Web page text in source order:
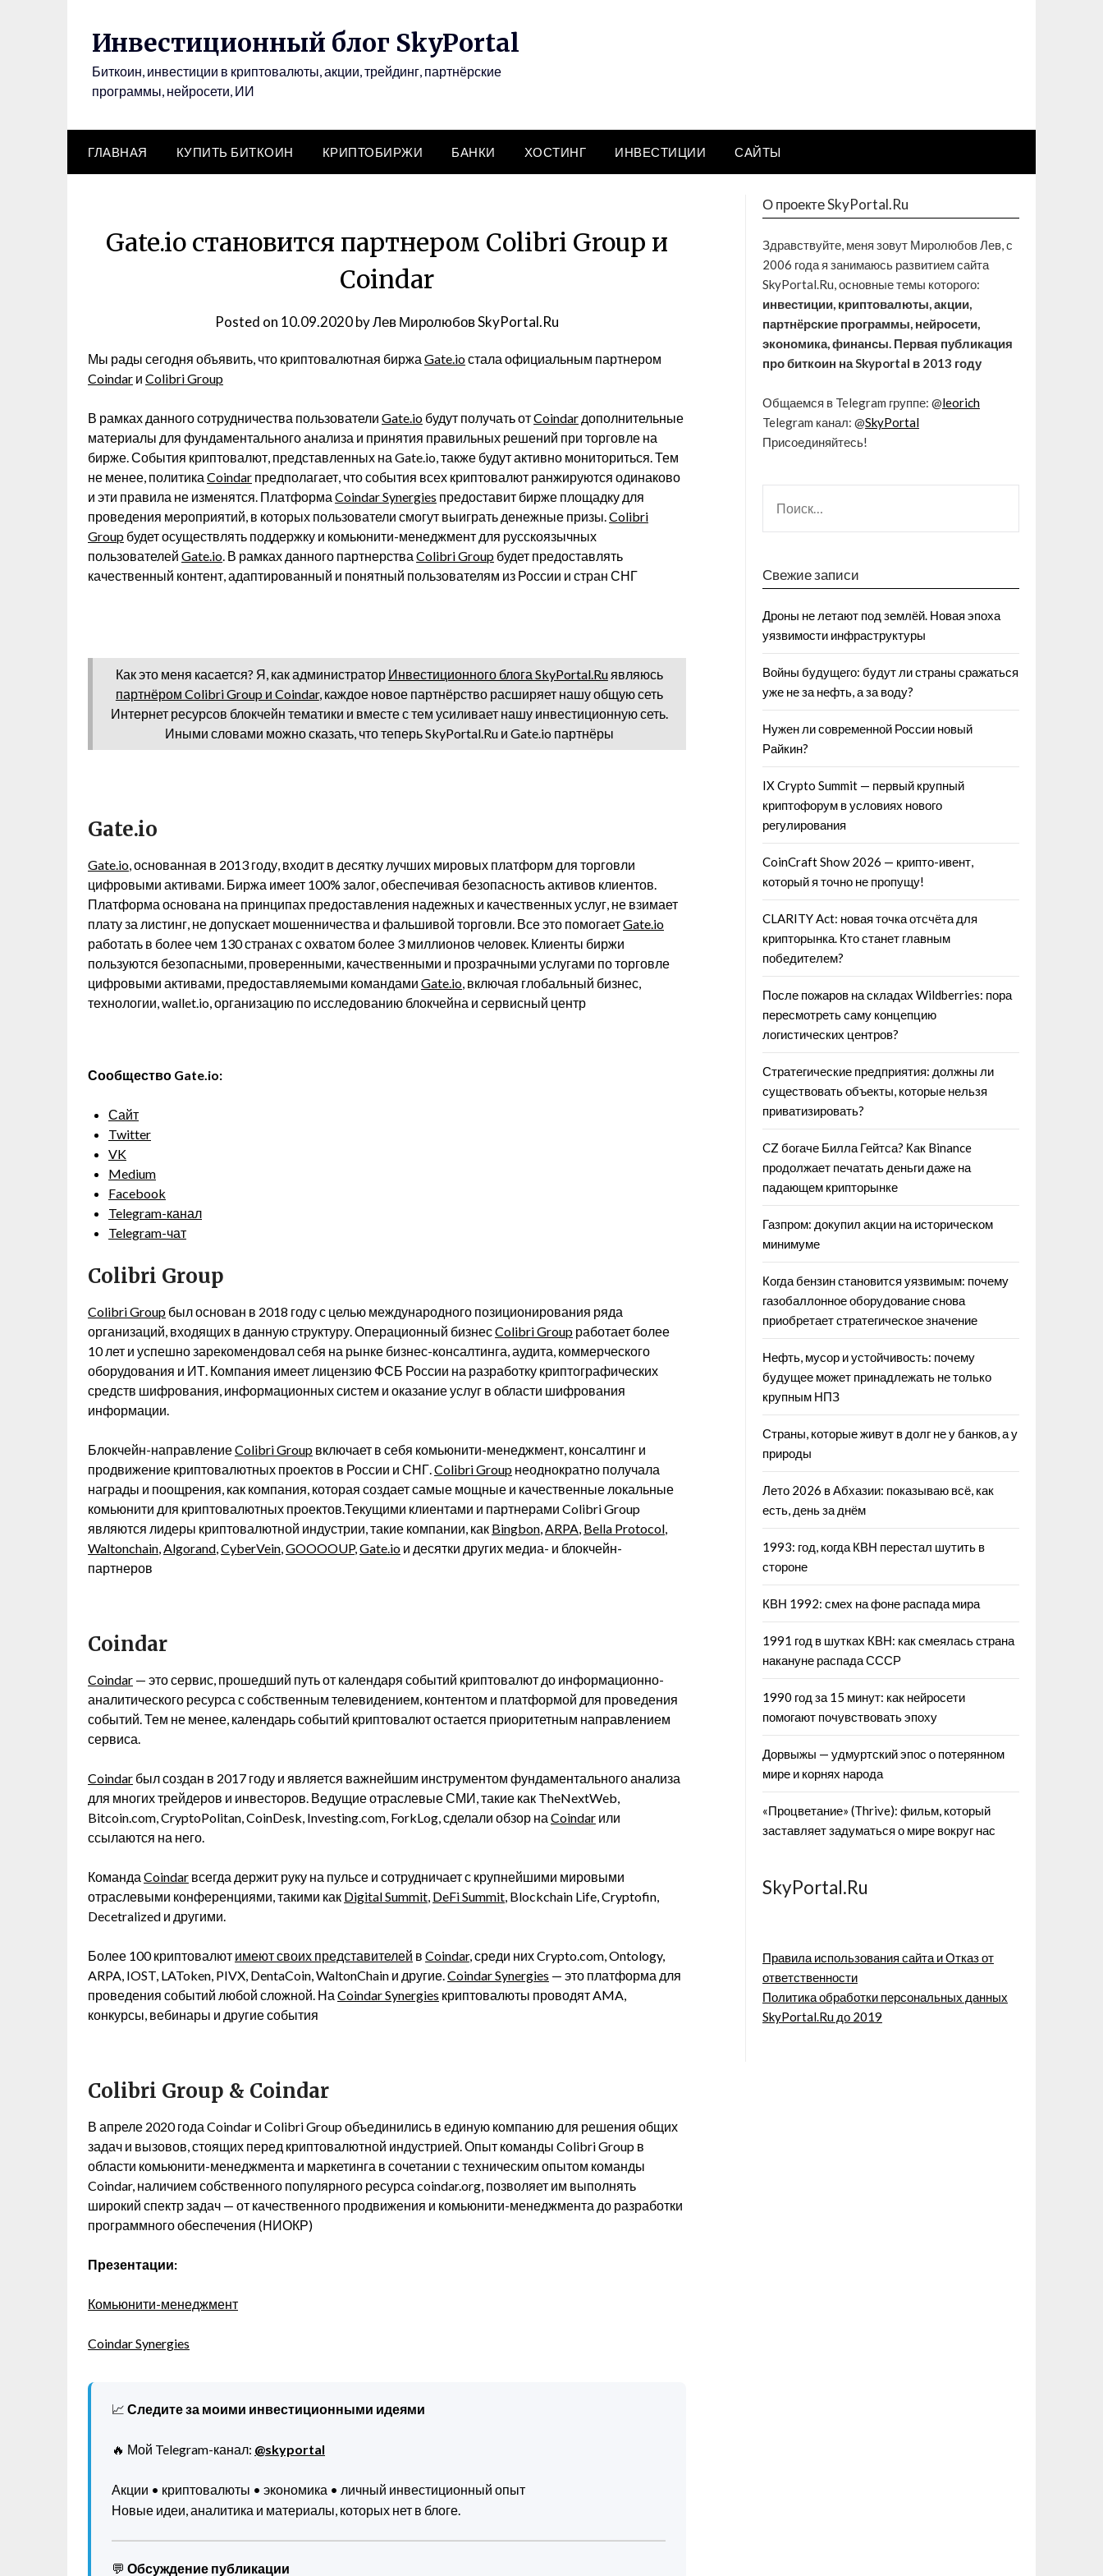
Инвестиционный блог SkyPortal
Биткоин, инвестиции в криптовалюты, акции, трейдинг, партнёрские
программы, нейросети, ИИ
ГЛАВНАЯ КУПИТЬ БИТКОИН КРИПТОБИРЖИ БАНКИ ХОСТИНГ ИНВЕСТИЦИИ САЙТЫ
Gate.io становится партнером Colibri Group и
Coindar
Posted on 10.09.2020byЛев Миролюбов SkyPortal.Ru
Мы рады сегодня объявить, что криптовалютная биржа Gate.ioстала официальным партнером
Coindar и Colibri Group
В рамках данного сотрудничества пользователи Gate.io будут получать отCoindar дополнительные
материалы для фундаментального анализа и принятия правильных решений при торговле на
бирже. События криптовалют, представленных на Gate.io, также будут активно мониториться. Тем
не менее, политика Coindar предполагает, что события всех криптовалют ранжируются одинаково
и эти правила не изменятся. Платформа Coindar Synergies предоставит бирже площадку для
проведения мероприятий, в которых пользователи смогут выиграть денежные призы.Colibri
Group будет осуществлять поддержку и комьюнити-менеджмент для русскоязычных
пользователей Gate.io. В рамках данного партнерства Colibri Group будет предоставлять
качественный контент, адаптированный и понятный пользователям из России и стран СНГ
Как это меня касается? Я, как администратор Инвестиционного блога SkyPortal.Ruявляюсь
партнёром Colibri Group и Coindar, каждое новое партнёрство расширяет нашу общую сеть
Интернет ресурсов блокчейн тематики и вместе с тем усиливает нашу инвестиционную сеть.
Иными словами можно сказать, что теперь SkyPortal.Ru и Gate.io партнёры
Gate.io
Gate.io, основанная в 2013 году, входит в десятку лучших мировых платформ для торговли
цифровыми активами. Биржа имеет 100% залог, обеспечивая безопасность активов клиентов.
Платформа основана на принципах предоставления надежных и качественных услуг, не взимает
плату за листинг, не допускает мошенничества и фальшивой торговли. Все это помогаетGate.io
работать в более чем 130 странах с охватом более 3 миллионов человек. Клиенты биржи
пользуются безопасными, проверенными, качественными и прозрачными услугами по торговле
цифровыми активами, предоставляемыми командами Gate.io, включая глобальный бизнес,
технологии, wallet.io, организацию по исследованию блокчейна и сервисный центр
Сообщество Gate.io:
Сайт
Twitter
VK
Medium
Facebook
Telegram-канал
Telegram-чат
Colibri Group
Colibri Group был основан в 2018 году с целью международного позиционирования ряда
организаций, входящих в данную структуру. Операционный бизнесColibri Group работает более
10 лет и успешно зарекомендовал себя на рынке бизнес-консалтинга, аудита, коммерческого
оборудования и ИТ. Компания имеет лицензию ФСБ России на разработку криптографических
средств шифрования, информационных систем и оказание услуг в области шифрования
информации.
Блокчейн-направлениеColibri Group включает в себя комьюнити-менеджмент, консалтинг и
продвижение криптовалютных проектов в России и СНГ.Colibri Group неоднократно получала
награды и поощрения, как компания, которая создает самые мощные и качественные локальные
комьюнити для криптовалютных проектов.Текущими клиентами и партнерами Colibri Group
являются лидеры криптовалютной индустрии, такие компании, как Bingbon,ARPA, Bella Protocol,
Waltonchain,Algorand,CyberVein,GOOOOUP,Gate.io и десятки других медиа- и блокчейн-
партнеров
Coindar
Coindar — это сервис, прошедший путь от календаря событий криптовалют до информационно-
аналитического ресурса с собственным телевидением, контентом и платформой для проведения
событий. Тем не менее, календарь событий криптовалют остается приоритетным направлением
сервиса.
Coindar был создан в 2017 году и является важнейшим инструментом фундаментального анализа
для многих трейдеров и инвесторов. Ведущие отраслевые СМИ, такие как TheNextWeb,
Bitcoin.com, CryptoPolitan, CoinDesk, Investing.com, ForkLog, сделали обзор на Coindar или
ссылаются на него.
Команда Coindar всегда держит руку на пульсе и сотрудничает с крупнейшими мировыми
отраслевыми конференциями, такими как Digital Summit, DeFi Summit, Blockchain Life, Cryptofin,
Decetralized и другими.
Более 100 криптовалют имеют своих представителей в Coindar, среди них Crypto.com, Ontology,
ARPA, IOST, LAToken, PIVX, DentaCoin, WaltonChain и другие.Coindar Synergies — это платформа для
проведения событий любой сложной. На Coindar Synergies криптовалюты проводят AMA,
конкурсы, вебинары и другие события
Colibri Group & Coindar
В апреле 2020 года Coindar и Colibri Group объединились в единую компанию для решения общих
задач и вызовов, стоящих перед криптовалютной индустрией. Опыт команды Colibri Group в
области комьюнити-менеджмента и маркетинга в сочетании с техническим опытом команды
Coindar, наличием собственного популярного ресурса coindar.org, позволяет им выполнять
широкий спектр задач — от качественного продвижения и комьюнити-менеджмента до разработки
программного обеспечения (НИОКР)
Презентации:
Комьюнити-менеджмент
Coindar Synergies
📈 Следите за моими инвестиционными идеями
🔥 Мой Telegram-канал: @skyportal
Акции • криптовалюты • экономика • личный инвестиционный опыт
Новые идеи, аналитика и материалы, которых нет в блоге.
💬 Обсуждение публикации
О проекте SkyPortal.Ru
Здравствуйте, меня зовут Миролюбов Лев, с
2006 года я занимаюсь развитием сайта
SkyPortal.Ru, основные темы которого:
инвестиции, криптовалюты, акции,
партнёрские программы, нейросети,
экономика, финансы. Первая публикация
про биткоин на Skyportal в 2013 году
Общаемся в Telegram группе: @leorich
Telegram канал: @SkyPortal
Присоединяйтесь!
Свежие записи
Дроны не летают под землёй. Новая эпоха
уязвимости инфраструктуры
Войны будущего: будут ли страны сражаться
уже не за нефть, а за воду?
Нужен ли современной России новый
Райкин?
IX Crypto Summit — первый крупный
криптофорум в условиях нового
регулирования
CoinCraft Show 2026 — крипто-ивент,
который я точно не пропущу!
CLARITY Act: новая точка отсчёта для
крипторынка. Кто станет главным
победителем?
После пожаров на складах Wildberries: пора
пересмотреть саму концепцию
логистических центров?
Стратегические предприятия: должны ли
существовать объекты, которые нельзя
приватизировать?
CZ богаче Билла Гейтса? Как Binance
продолжает печатать деньги даже на
падающем крипторынке
Газпром: докупил акции на историческом
минимуме
Когда бензин становится уязвимым: почему
газобаллонное оборудование снова
приобретает стратегическое значение
Нефть, мусор и устойчивость: почему
будущее может принадлежать не только
крупным НПЗ
Страны, которые живут в долг не у банков, а у
природы
Лето 2026 в Абхазии: показываю всё, как
есть, день за днём
1993: год, когда КВН перестал шутить в
стороне
КВН 1992: смех на фоне распада мира
1991 год в шутках КВН: как смеялась страна
накануне распада СССР
1990 год за 15 минут: как нейросети
помогают почувствовать эпоху
Дорвыжы — удмуртский эпос о потерянном
мире и корнях народа
«Процветание» (Thrive): фильм, который
заставляет задуматься о мире вокруг нас
SkyPortal.Ru
Правила использования сайта и Отказ от
ответственности
Политика обработки персональных данных
SkyPortal.Ru до 2019